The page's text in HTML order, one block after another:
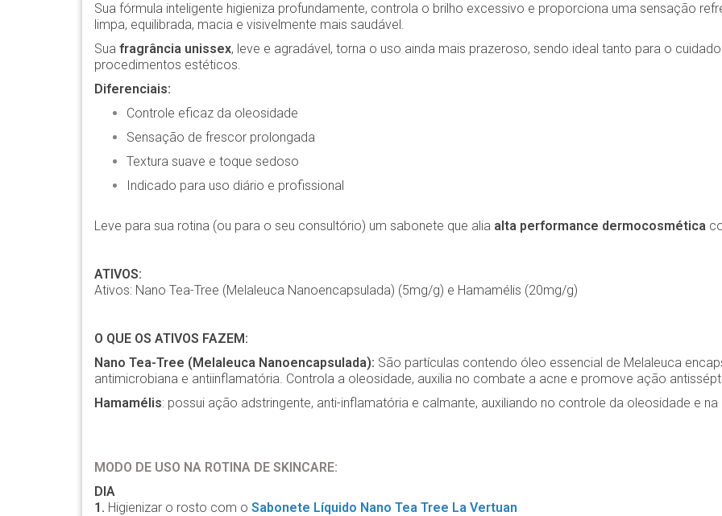
Sua fórmula inteligente higieniza profundamente, controla o brilho excessivo e proporciona uma sensação
limpa, equilibrada, macia e visivelmente mais saudável.
Sua fragrância unissex, leve e agradável, torna o uso ainda mais prazeroso, sendo ideal tanto para o
procedimentos estéticos.
Diferenciais:
Controle eficaz da oleosidade
Sensação de frescor prolongada
Textura suave e toque sedoso
Indicado para uso diário e profissional
Leve para sua rotina (ou para o seu consultório) um sabonete que alia alta performance dermocosmética
ATIVOS:
Ativos: Nano Tea-Tree (Melaleuca Nanoencapsulada) (5mg/g) e Hamamélis (20mg/g)
O QUE OS ATIVOS FAZEM:
Nano Tea-Tree (Melaleuca Nanoencapsulada): São partículas contendo óleo essencial de Melaleuca
antimicrobiana e antiinflamatória. Controla a oleosidade, auxilia no combate a acne e promove ação
Hamamélis: possui ação adstringente, anti-inflamatória e calmante, auxiliando no controle da oleosidade e
MODO DE USO NA ROTINA DE SKINCARE:
DIA
1. Higienizar o rosto com o Sabonete Líquido Nano Tea Tree La Vertuan